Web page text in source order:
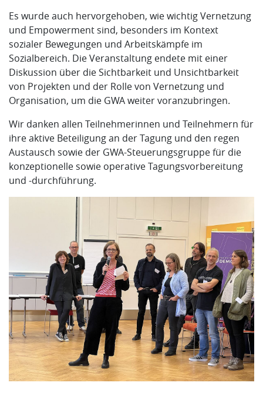
Es wurde auch hervorgehoben, wie wichtig Vernetzung
und Empowerment sind, besonders im Kontext
sozialer Bewegungen und Arbeitskämpfe im
Sozialbereich. Die Veranstaltung endete mit einer
Diskussion über die Sichtbarkeit und Unsichtbarkeit
von Projekten und der Rolle von Vernetzung und
Organisation, um die GWA weiter voranzubringen.
Wir danken allen Teilnehmerinnen und Teilnehmern für
ihre aktive Beteiligung an der Tagung und den regen
Austausch sowie der GWA-Steuerungsgruppe für die
konzeptionelle sowie operative Tagungsvorbereitung
und -durchführung.